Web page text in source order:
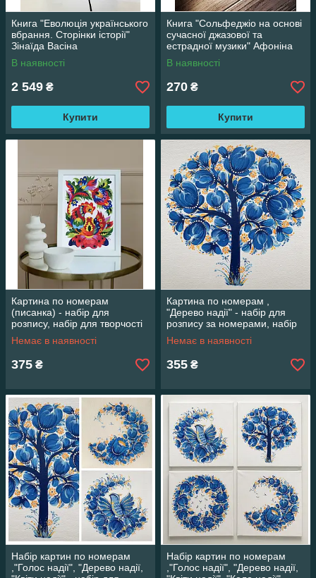
Книга "Еволюція українського
вбрання. Сторінки історії"
Зінаїда Васіна
В наявності
2 549 ₴
Купити
Книга "Сольфеджіо на основі
сучасної джазової та
естрадної музики" Афоніна
О. С.
В наявності
270 ₴
Купити
Картина по номерам
(писанка) - набір для
розпису, набір для творчості
Немає в наявності
375 ₴
Картина по номерам ,
"Дерево надії" - набір для
розпису за номерами, набір
для творчості
Немає в наявності
355 ₴
Набір картин по номерам
,"Голос надії", "Дерево надії,
Набір картин по номерам
,"Голос надії", "Дерево надії,